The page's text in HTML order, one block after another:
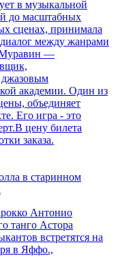
в музыкальной
до масштабных
сценах, принимала
между жанрами
Муравин —
джазовым
академии. Один из
объединяет
Его игра - это
цену билета
заказа.
в старинном
Антонио
танго Астора
встретятся на
в Яффо.,